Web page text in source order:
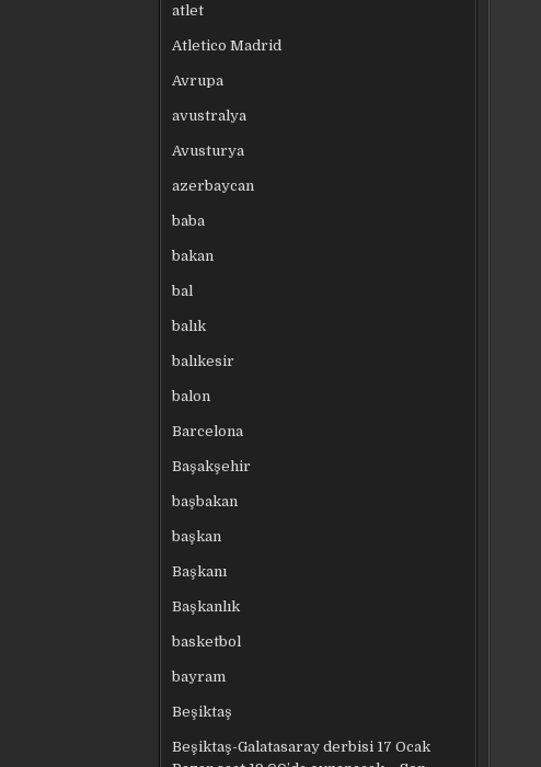
atlet
Atletico Madrid
Avrupa
avustralya
Avusturya
azerbaycan
baba
bakan
bal
balık
balıkesir
balon
Barcelona
Başakşehir
başbakan
başkan
Başkanı
Başkanlık
basketbol
bayram
Beşiktaş
Beşiktaş-Galatasaray derbisi 17 Ocak